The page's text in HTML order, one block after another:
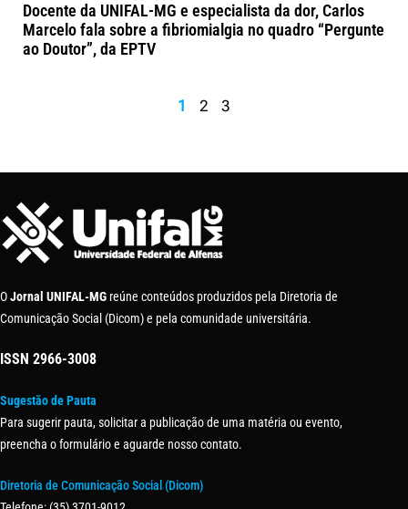
Docente da UNIFAL-MG e especialista da dor, Carlos
Marcelo fala sobre a fibriomialgia no quadro “Pergunte
ao Doutor”, da EPTV
1 2 3
OJornal UNIFAL-MG reúne conteúdos produzidos pela Diretoria de
Comunicação Social (Dicom) e pela comunidade universitária.
ISSN 2966-3008
Sugestão de Pauta
Para sugerir pauta, solicitar a publicação de uma matéria ou evento,
preencha o formulário e aguarde nosso contato.
Diretoria de Comunicação Social (Dicom)